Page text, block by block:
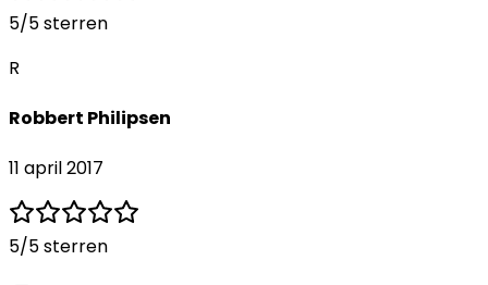
5/5 sterren
R
Robbert Philipsen
11 april 2017
5/5 sterren